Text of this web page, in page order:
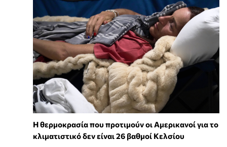
Η θερμοκρασία που προτιμούν οι Αμερικανοί για το
κλιματιστικό δεν είναι 26 βαθμοί Κελσίου